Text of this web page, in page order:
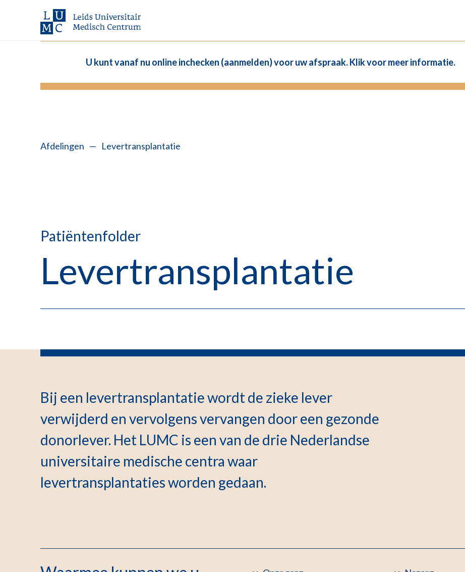
U kunt vanaf nu online inchecken (aanmelden) voor uw afspraak. Klik voor meer informatie.
Afdelingen — Levertransplantatie
Patiëntenfolder
Levertransplantatie
Bij een levertransplantatie wordt de zieke lever
verwijderd en vervolgens vervangen door een gezonde
donorlever. Het LUMC is een van de drie Nederlandse
universitaire medische centra waar
levertransplantaties worden gedaan.